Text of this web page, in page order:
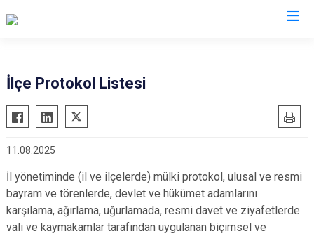
Gebze
Gölcük
Kandıra
Karamürsel
Körfez
Derince
Dilovası
İzmit
Kartepe
İlçe Protokol Listesi
11.08.2025
İl yönetiminde (il ve ilçelerde) mülki protokol, ulusal ve resmi
bayram ve törenlerde, devlet ve hükümet adamlarını
karşılama, ağırlama, uğurlamada, resmi davet ve ziyafetlerde
vali ve kaymakamlar tarafından uygulanan biçimsel ve